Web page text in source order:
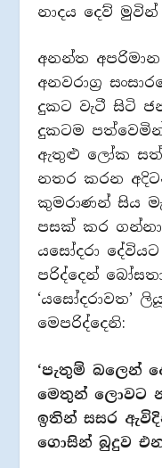
නාදය දෙව්
අනන්ත
අනවරාග්‍ර
දුකට වැටී සිටි
දුකටම
ඇතුළු ලෝක
නතර කරන
කුමරාණන් සිය
පසක් කර
යසෝදරා
පරිද්දෙන්
‘යසෝදරාවත’
මෙපරිද්දෙනි:
‘පැතුම් බලෙන්
මෙතුන් ලොවට
ඉතින් සසර
ගොසින් බුදුව